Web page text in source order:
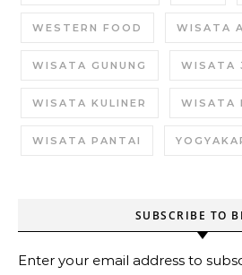
WESTERN FOOD WISATA
WISATA GUNUNG WISATA
WISATA KULINER WISATA
WISATA PANTAI
SUBSCRIBE TO
Enter your email address to